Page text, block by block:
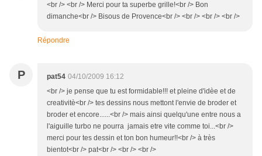
<br /> <br /> Merci pour ta superbe grille!<br /> Bon
dimanche<br /> Bisous de Provence<br /> <br /> <br /> <br />
Répondre
P pat54 04/10/2009 16:12
<br /> je pense que tu est formidable!!! et pleine d'idèe et de
creativitè<br /> tes dessins nous mettont l'envie de broder et
broder et encore......<br /> mais ainsi quelqu'une entre nous a
l'aiguille turbo ne pourra jamais etre vite comme toi...<br />
merci pour tes dessin et ton bon humeur!!<br /> à très
bientot<br /> pat<br /> <br /> <br />